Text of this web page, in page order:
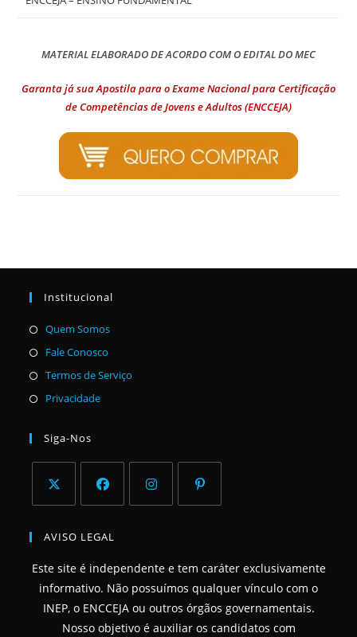
MATERIAL ELABORADO DE ACORDO COM O EDITAL DO MEC
Garanta já sua Apostila para o Exame Nacional para Certificação
de Competências de Jovens e Adultos (ENCCEJA)
Institucional
Quem SomosAbre
uma
Fale Conosco
em
Termos de Serviço
PrivacidadeAbre
aba
Siga-Nos
em
nova
aba
em
nova
aba
nova
aba
nova
aba
AVISO LEGAL
Este site é independente e tem caráter exclusivamente
informativo. Não possuímos qualquer vínculo com o
INEP, o ENCCEJA ou outros órgãos governamentais.
Nosso objetivo é auxiliar os candidatos com